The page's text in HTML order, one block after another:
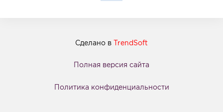
Сделано в TrendSoft
Полная версия сайта
Политика конфиденциальности